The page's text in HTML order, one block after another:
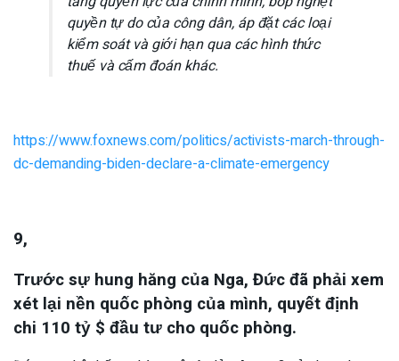
quyền tự do của công dân, áp đặt các loại
kiểm soát và giới hạn qua các hình thức
thuế và cấm đoán khác.
https://www.foxnews.com/politics/activists-march-through-
dc-demanding-biden-declare-a-climate-emergency
9,
Trước sự hung hăng của Nga, Đức đã phải xem
xét lại nền quốc phòng của mình, quyết định
chi 110 tỷ $ đầu tư cho quốc phòng.